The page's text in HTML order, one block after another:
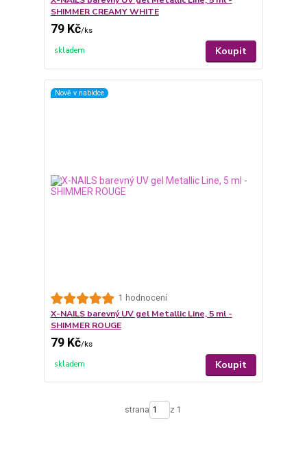
SHIMMER CREAMY WHITE
79 Kč/ks
skladem Koupit
Nově v nabídce
1 hodnocení
X-NAILS barevný UV gel Metallic Line, 5 ml -
SHIMMER ROUGE
79 Kč/ks
skladem Koupit
strana z 1